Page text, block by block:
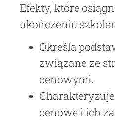
Efekty, które
ukończeniu
Określa
związane ze
cenowymi.
cenowe i ich